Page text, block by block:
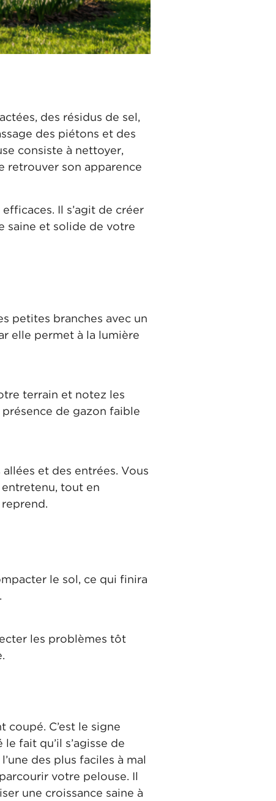
des résidus de sel,
des piétons et des
consiste à nettoyer,
retrouver son apparence
Il s’agit de créer
saine et solide de votre
petites branches avec un
elle permet à la lumière
terrain et notez les
présence de gazon faible
et des entrées. Vous
tout en
le sol, ce qui finira
les problèmes tôt
C’est le signe
fait qu’il s’agisse de
des plus faciles à mal
votre pelouse. Il
une croissance saine à